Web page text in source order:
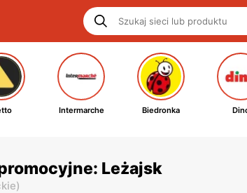
Intermarche Biedronka
Leżajsk
)